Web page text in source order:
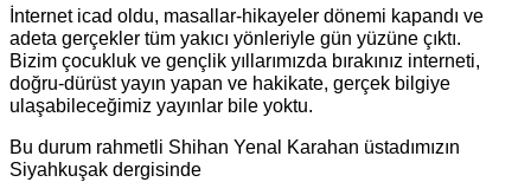
İnternet icad oldu, masallar-hikayeler dönemi kapandı ve
adeta gerçekler tüm yakıcı yönleriyle gün yüzüne çıktı.
Bizim çocukluk ve gençlik yıllarımızda bırakınız interneti,
doğru-dürüst yayın yapan ve hakikate, gerçek bilgiye
ulaşabileceğimiz yayınlar bile yoktu.
Bu durum rahmetli Shihan Yenal
Karahan üstadımızın
Siyahkuşak dergisinde